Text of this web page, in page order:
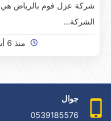
شركة عزل فوم بالرياض هي
الشركة…
منذ 6 أشهر
جوال
0539185576